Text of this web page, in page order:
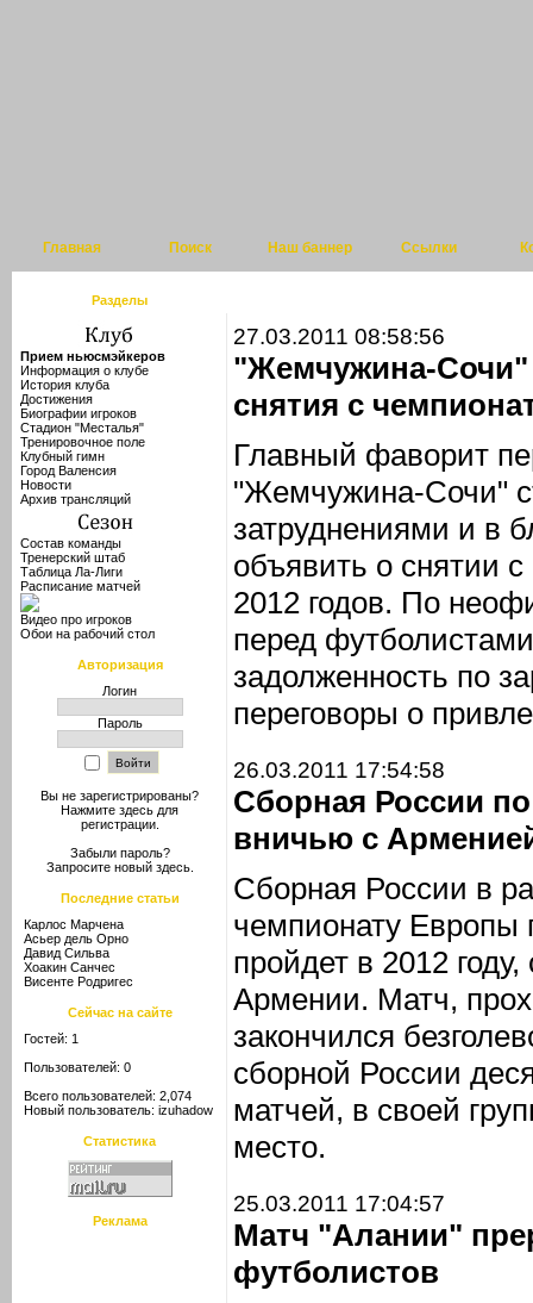
Главная Поиск Наш баннер Ссылки
Разделы
Прием ньюсмэйкеров
Информация о клубе
История клуба
Достижения
Биографии игроков
Стадион "Месталья"
Тренировочное поле
Клубный гимн
Город Валенсия
Новости
Архив трансляций
Состав команды
Тренерский штаб
Таблица Ла-Лиги
Расписание матчей
Видео про игроков
Обои на рабочий стол
Авторизация
Логин
Пароль
Вы не зарегистрированы?
Нажмите здесь для
регистрации.
Забыли пароль?
Запросите новый здесь.
Последние статьи
Карлос Марчена
Асьер дель Орно
Давид Сильва
Хоакин Санчес
Висенте Родригес
Сейчас на сайте
Гостей: 1
Пользователей: 0
Всего пользователей: 2,074
Новый пользователь: izuhadow
Статистика
Реклама
27.03.2011 08:58:56
"Жемчужина-Сочи"
снятия с
Главный фаворит
"Жемчужина-Сочи"
затруднениями и в
объявить о снятии
2012 годов. По
перед
задолженность по
переговоры о
26.03.2011 17:54:58
Сборная России
вничью с
Сборная России в
чемпионату Европы
пройдет в 2012
Армении. Матч,
закончился
сборной России
матчей, в своей
место.
25.03.2011 17:04:57
Матч "Алании"
футболистов